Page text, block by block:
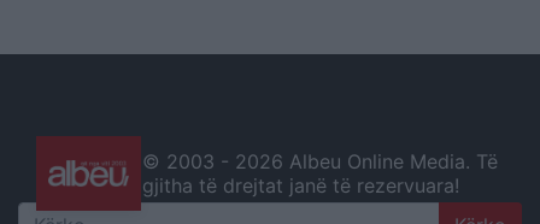
© 2003 - 2026 Albeu Online Media. Të
gjitha të drejtat janë të rezervuara!